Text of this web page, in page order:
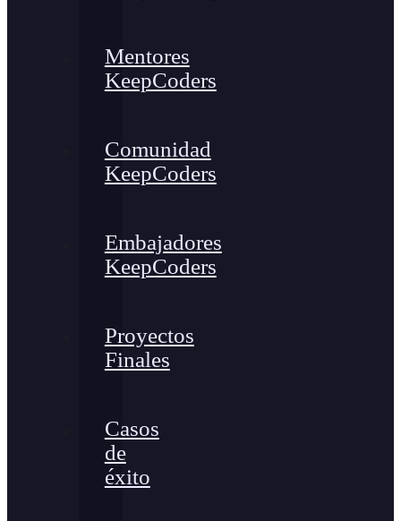
Mentores
KeepCoders
Comunidad
KeepCoders
Embajadores
KeepCoders
Proyectos
Finales
Casos
de
éxito